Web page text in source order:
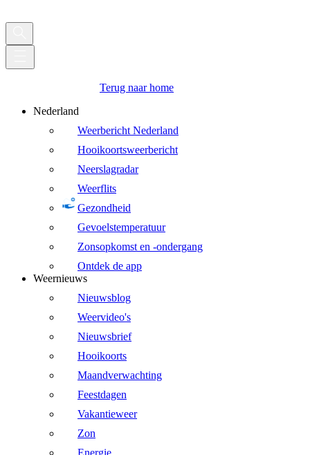
Terug naar home
Nederland
Weerbericht Nederland
Hooikoortsweerbericht
Neerslagradar
Weerflits
Gezondheid
Gevoelstemperatuur
Zonsopkomst en -ondergang
Ontdek de app
Weernieuws
Nieuwsblog
Weervideo's
Nieuwsbrief
Hooikoorts
Maandverwachting
Feestdagen
Vakantieweer
Zon
Energie